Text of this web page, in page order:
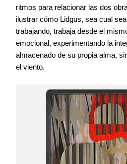
ritmos para relacionar las dos
ilustrar cómo Lidgus, sea cual
trabajando, trabaja desde el
emocional, experimentando la
almacenado de su propia alma,
el viento.